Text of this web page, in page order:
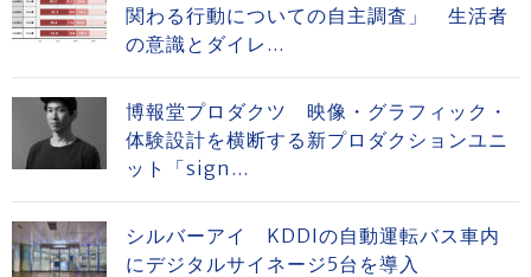
関わる行動についての自主調査」 生活者
の意識とダイレ...
博報堂プロダクツ 映像・グラフィック・
体験設計を横断する新プロダクションユニ
ット「sign...
シルバーアイ KDDIの自動運転バス車内
にデジタルサイネージ5台を導入